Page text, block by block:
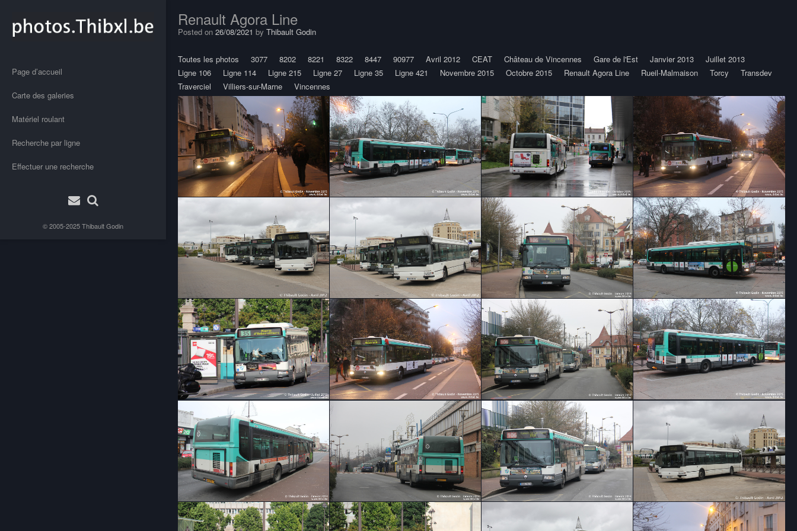
Page d’accueil
Carte des galeries
Matériel roulant
Recherche par ligne
Effectuer une recherche
© 2005-2025Thibault Godin
Renault Agora Line
Posted on 26/08/2021 by Thibault Godin
Toutes les photos 3077 8202 8221 8322 8447 90977 Avril 2012 CEAT Château de Vincennes Gare de l'Est Janvier 2013
Juillet 2013
Ligne 106
Ligne 114 Ligne 215 Ligne 27 Ligne 35 Ligne 421 Novembre 2015 Octobre 2015 Renault Agora Line Rueil-Malmaison Torcy
Transdev
Traverciel
Villiers-sur-Marne Vincennes